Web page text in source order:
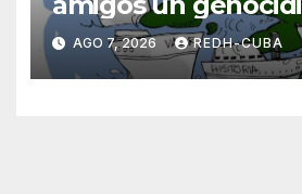
Cuba? Por
Blanch
AGO 7, 2026 REDH-CUBA